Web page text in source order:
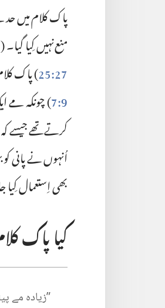
پاک کلام میں
منع نہیں کِیا گیا۔‏ (‏
27:‏25
‏)‏ پاک
9:‏7 ‏)‏ چونکہ
کرتے تھے جیسے
اُنہوں نے پانی
بھی اِستعمال کِیا
کیا پاک
‏”‏زیادہ مے